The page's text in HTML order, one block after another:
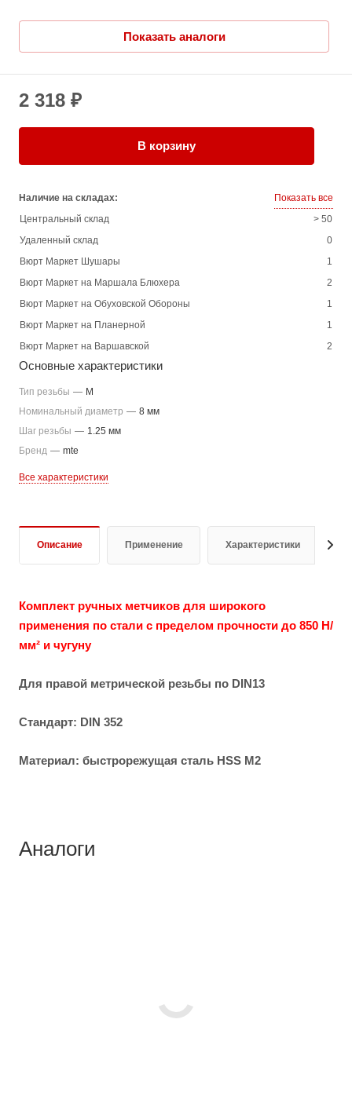
Показать аналоги
2 318 ₽
В корзину
Наличие на складах:
Показать все
Центральный склад
> 50
Удаленный склад
0
Вюрт Маркет Шушары
1
Вюрт Маркет на Маршала Блюхера
2
Вюрт Маркет на Обуховской Обороны
1
Вюрт Маркет на Планерной
1
Вюрт Маркет на Варшавской
2
Основные характеристики
Тип резьбы — M
Номинальный диаметр — 8 мм
Шаг резьбы — 1.25 мм
Бренд — mte
Все характеристики
Описание Применение Характеристики
Комплект ручных метчиков для широкого
применения по стали с пределом прочности до 850 Н/
мм² и чугуну
Для правой метрической резьбы по DIN13
Стандарт: DIN 352
Материал: быстрорежущая сталь HSS M2
Аналоги